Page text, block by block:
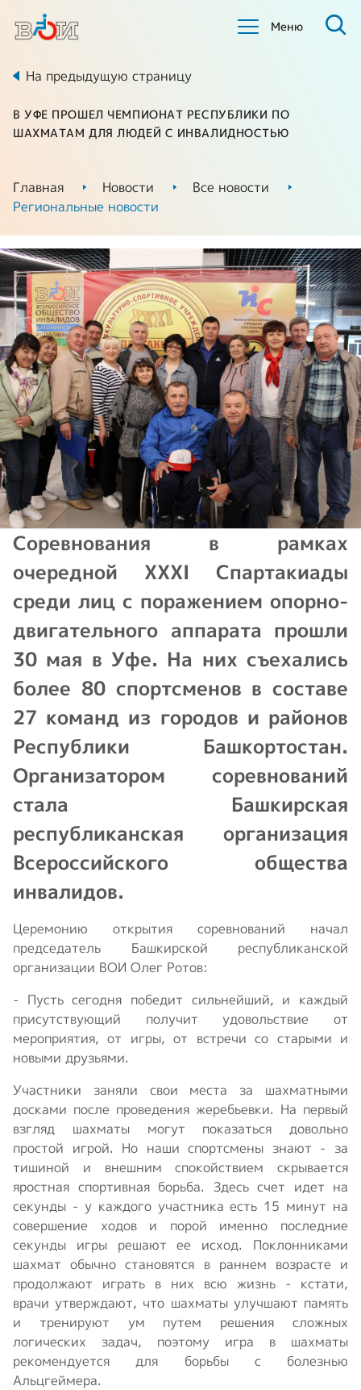
Меню
На предыдущую страницу
В УФЕ ПРОШЕЛ ЧЕМПИОНАТ РЕСПУБЛИКИ ПО
ШАХМАТАМ ДЛЯ ЛЮДЕЙ С ИНВАЛИДНОСТЬЮ
Главная Новости
Все новости
Региональные новости
Соревнования в рамках
очередной XXXI Спартакиады
среди лиц с поражением опорно-
двигательного аппарата прошли
30 мая в Уфе. На них съехались
более 80 спортсменов в составе
27 команд из городов и районов
Республики Башкортостан.
Организатором соревнований
стала Башкирская
республиканская организация
Всероссийского общества
инвалидов.
Церемонию открытия соревнований начал
председатель Башкирской республиканской
организации ВОИ Олег Ротов:
- Пусть сегодня победит сильнейший, и каждый
присутствующий получит удовольствие от
мероприятия, от игры, от встречи со старыми и
новыми друзьями.
Участники заняли свои места за шахматными
досками после проведения жеребьевки. На первый
взгляд шахматы могут показаться довольно
простой игрой. Но наши спортсмены знают - за
тишиной и внешним спокойствием скрывается
яростная спортивная борьба. Здесь счет идет на
секунды - у каждого участника есть 15 минут на
совершение ходов и порой именно последние
секунды игры решают ее исход. Поклонниками
шахмат обычно становятся в раннем возрасте и
продолжают играть в них всю жизнь - кстати,
врачи утверждают, что шахматы улучшают память
и тренируют ум путем решения сложных
логических задач, поэтому игра в шахматы
рекомендуется для борьбы с болезнью
Альцгеймера.